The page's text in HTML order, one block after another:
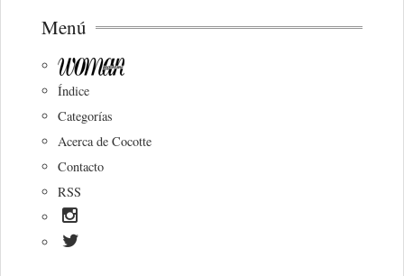
Menú
Índice
Categorías
Acerca de Cocotte
Contacto
RSS